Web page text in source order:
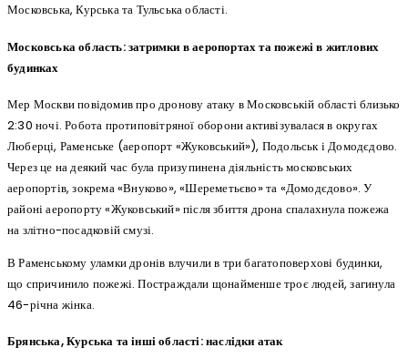
Московська, Курська та Тульська області.
Московська область: затримки в аеропортах та пожежі в житлових
будинках
Мер Москви повідомив про дронову атаку в Московській області близько
2:30 ночі. Робота протиповітряної оборони активізувалася в округах
Люберці, Раменське (аеропорт «Жуковський»), Подольськ і Домодєдово.
Через це на деякий час була призупинена діяльність московських
аеропортів, зокрема «Внуково», «Шереметьєво» та «Домодєдово». У
районі аеропорту «Жуковський» після збиття дрона спалахнула пожежа
на злітно-посадковій смузі.
В Раменському уламки дронів влучили в три багатоповерхові будинки,
що спричинило пожежі. Постраждали щонайменше троє людей, загинула
46-річна жінка.
Брянська, Курська та інші області: наслідки атак